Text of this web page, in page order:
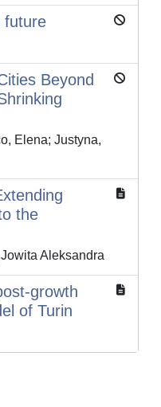
future
Beyond
Elena; Justyna,
the
Aleksandra
growth
of Turin